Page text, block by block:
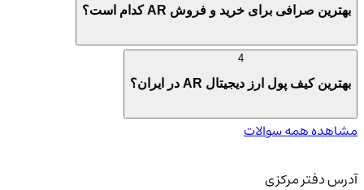
بهترین صرافی برای خرید و فروش AR کدام است؟
بهترین کیف پول ارز دیجیتال AR در ایران؟
مشاهده همه سوالات
آدرس دفتر مرکزی